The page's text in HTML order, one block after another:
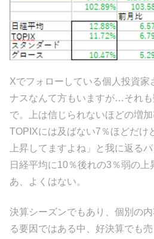
Xでフォローしている個人投資家
ナスなんて方もいますが…それ
で。上は信じられないほどの増
TOPIXには及ばない7％ほどだ
上昇してますよね」と我に返る
日経平均に10％後れの3％弱の上
あ、よくはない。
決算シーズンでもあり、個別の
る要因ではある中、好決算でも